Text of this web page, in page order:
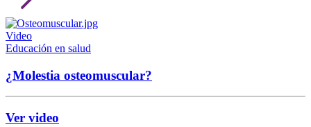
Video
Educación en salud
¿Molestia osteomuscular?
Ver video